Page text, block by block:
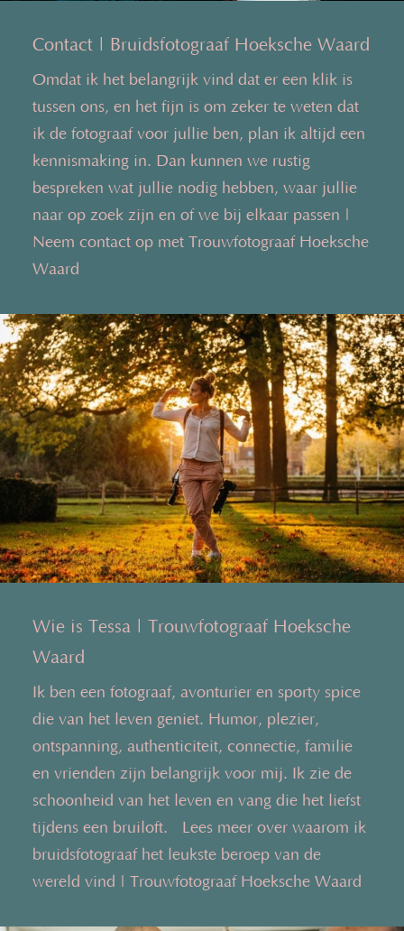
Contact | Bruidsfotograaf Hoeksche Waard
Omdat ik het belangrijk vind dat er een klik is
tussen ons, en het fijn is om zeker te weten dat
ik de fotograaf voor jullie ben, plan ik altijd een
kennismaking in. Dan kunnen we rustig
bespreken wat jullie nodig hebben, waar jullie
naar op zoek zijn en of we bij elkaar passen |
Neem contact op met Trouwfotograaf Hoeksche
Waard
Wie is Tessa | Trouwfotograaf Hoeksche
Waard
Ik ben een fotograaf, avonturier en sporty spice
die van het leven geniet. Humor, plezier,
ontspanning, authenticiteit, connectie, familie
en vrienden zijn belangrijk voor mij. Ik zie de
schoonheid van het leven en vang die het liefst
tijdens een bruiloft. Lees meer over waarom ik
bruidsfotograaf het leukste beroep van de
wereld vind | Trouwfotograaf Hoeksche Waard